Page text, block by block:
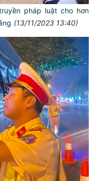
pháp luật cho hơn
(13/11/2023 13:40)